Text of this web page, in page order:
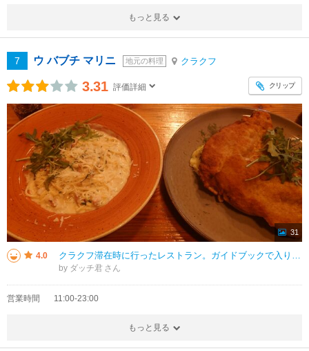
もっと見る
7 ウ バブチ マリニ 地元の料理 クラクフ
3.31 評価詳細 クリップ
31
4.0 クラクフ滞在時に行ったレストラン。ガイドブックで入りやすそうかなと思って、一人で行きました。旧市街の入り口に近くて、スウォヴァツキ劇場の向かいにある郷土レストランです。レストランは地下に入っていきます。中は縦長に広くて、ポ
by ダッチ君
営業時間 11:00-23:00
もっと見る